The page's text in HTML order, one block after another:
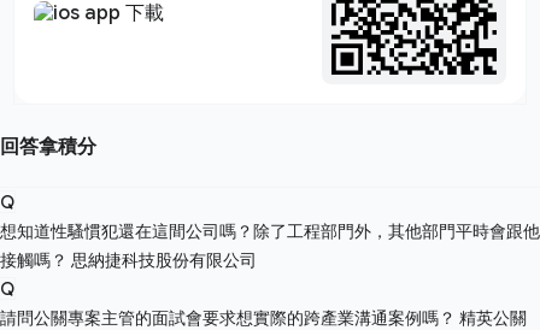
回答拿積分
Q
想知道性騷慣犯還在這間公司嗎？除了工程部門外，其他部門平時會跟他
接觸嗎？ 思納捷科技股份有限公司
Q
請問公關專案主管的面試會要求想實際的跨產業溝通案例嗎？ 精英公關